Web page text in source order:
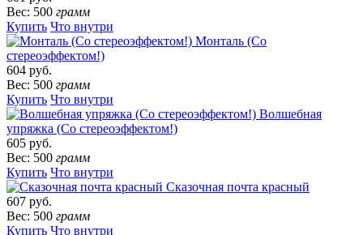
Вес: 500 грамм
Купить Что внутри
Монталь (Со
стереоэффектом!)
604 руб.
Вес: 500 грамм
Купить Что внутри
Волшебная
упряжка (Со стереоэффектом!)
605 руб.
Вес: 500 грамм
Купить Что внутри
Сказочная почта красный
607 руб.
Вес: 500 грамм
Купить Что внутри